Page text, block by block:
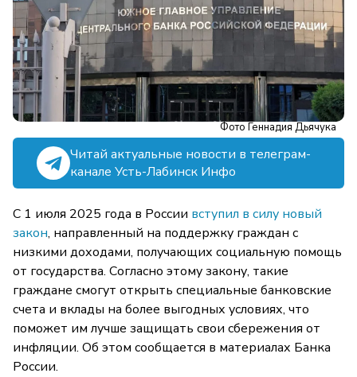
Фото Геннадия Дьячука
Читай актуальные новости в телеграм-
канале Усть-Лабинск Инфо
С 1 июля 2025 года в России вступил в силу новый
закон, направленный на поддержку граждан с
низкими доходами, получающих социальную помощь
от государства. Согласно этому закону, такие
граждане смогут открыть специальные банковские
счета и вклады на более выгодных условиях, что
поможет им лучше защищать свои сбережения от
инфляции. Об этом сообщается в материалах Банка
России.